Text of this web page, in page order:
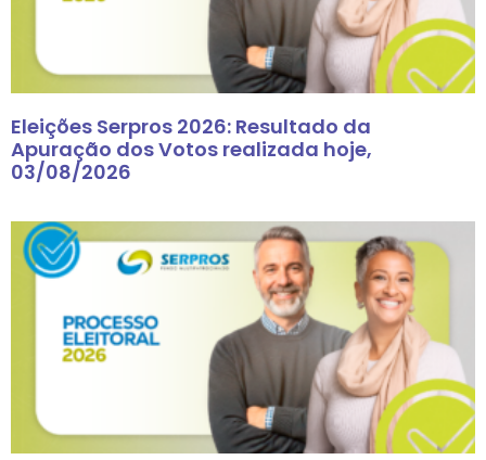
Eleições Serpros 2026: Resultado da
Apuração dos Votos realizada hoje,
03/08/2026